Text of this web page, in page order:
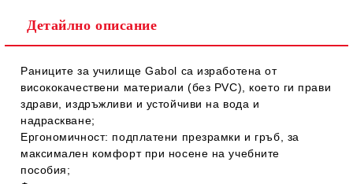
Детайлно описание
Раниците за училище Gabol са изработена от
висококачествени материали(без PVC),
което ги прави
здрави, издръжливи и устойчиви на вода и
надраскване;
Ергономичност: подплатени презрамки и гръб, за
максимален комфорт при носене на учебните
пособия;